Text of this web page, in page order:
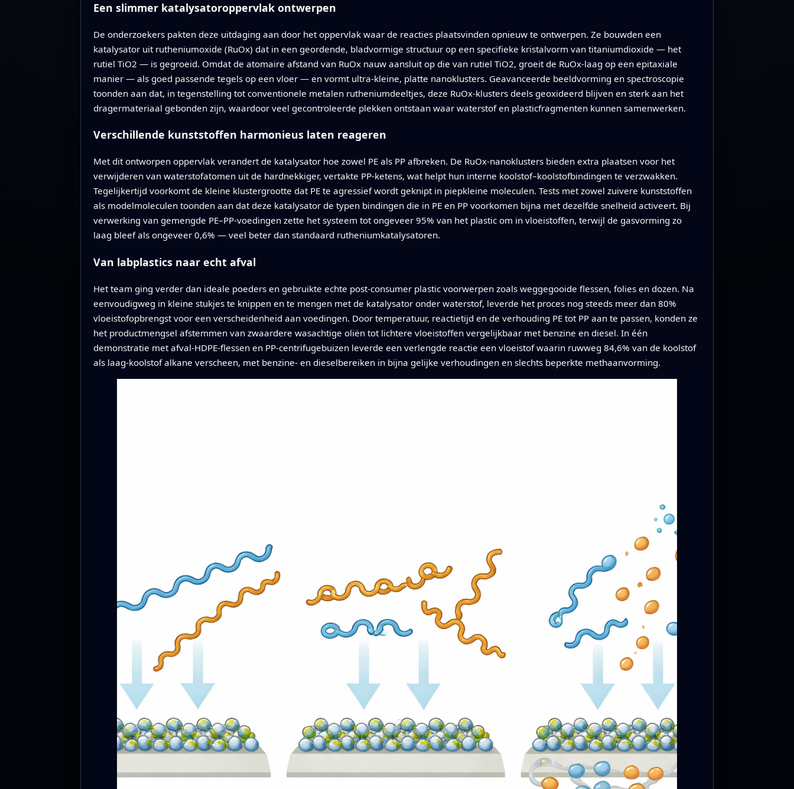
Een slimmer katalysatoroppervlak ontwerpen
De onderzoekers pakten deze uitdaging aan door het oppervlak waar de reacties plaatsvinden opnieuw te ontwerpen. Ze bouwden een
katalysator uit rutheniumoxide (RuOx) dat in een geordende, bladvormige structuur op een specifieke kristalvorm van titaniumdioxide — het
rutiel TiO2 — is gegroeid. Omdat de atomaire afstand van RuOx nauw aansluit op die van rutiel TiO2, groeit de RuOx-laag op een epitaxiale
manier — als goed passende tegels op een vloer — en vormt ultra-kleine, platte nanoklusters. Geavanceerde beeldvorming en spectroscopie
toonden aan dat, in tegenstelling tot conventionele metalen rutheniumdeeltjes, deze RuOx-klusters deels geoxideerd blijven en sterk aan het
dragermateriaal gebonden zijn, waardoor veel gecontroleerde plekken ontstaan waar waterstof en plasticfragmenten kunnen samenwerken.
Verschillende kunststoffen harmonieus laten reageren
Met dit ontworpen oppervlak verandert de katalysator hoe zowel PE als PP afbreken. De RuOx-nanoklusters bieden extra plaatsen voor het
verwijderen van waterstofatomen uit de hardnekkiger, vertakte PP-ketens, wat helpt hun interne koolstof–koolstofbindingen te verzwakken.
Tegelijkertijd voorkomt de kleine klustergrootte dat PE te agressief wordt geknipt in piepkleine moleculen. Tests met zowel zuivere kunststoffen
als modelmoleculen toonden aan dat deze katalysator de typen bindingen die in PE en PP voorkomen bijna met dezelfde snelheid activeert. Bij
verwerking van gemengde PE–PP-voedingen zette het systeem tot ongeveer 95% van het plastic om in vloeistoffen, terwijl de gasvorming zo
laag bleef als ongeveer 0,6% — veel beter dan standaard rutheniumkatalysatoren.
Van labplastics naar echt afval
Het team ging verder dan ideale poeders en gebruikte echte post-consumer plastic voorwerpen zoals weggegooide flessen, folies en dozen. Na
eenvoudigweg in kleine stukjes te knippen en te mengen met de katalysator onder waterstof, leverde het proces nog steeds meer dan 80%
vloeistofopbrengst voor een verscheidenheid aan voedingen. Door temperatuur, reactietijd en de verhouding PE tot PP aan te passen, konden ze
het productmengsel afstemmen van zwaardere wasachtige oliën tot lichtere vloeistoffen vergelijkbaar met benzine en diesel. In één
demonstratie met afval-HDPE-flessen en PP-centrifugebuizen leverde een verlengde reactie een vloeistof waarin ruwweg 84,6% van de koolstof
als laag-koolstof alkane verscheen, met benzine- en dieselbereiken in bijna gelijke verhoudingen en slechts beperkte methaanvorming.